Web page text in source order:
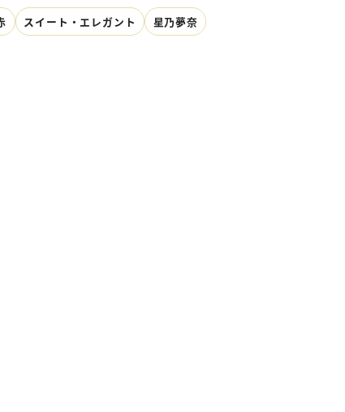
スイート・エレガント 星乃夢奈